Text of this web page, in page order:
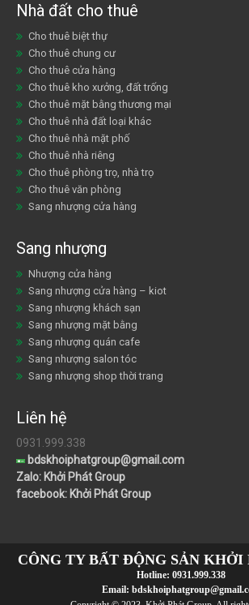
Nhà đất cho thuê
Cho thuê biệt thự
Cho thuê chung cư
Cho thuê cửa hàng
Cho thuê kho xưởng, đất trống
Cho thuê mặt bằng thương mại
Cho thuê nhà đất loại khác
Cho thuê nhà mặt phố
Cho thuê nhà riêng
Cho thuê phòng trọ, nhà trọ
Cho thuê văn phòng
Sang nhượng cửa hàng
Sang nhượng
Nhượng cửa hàng
Sang nhượng cửa hàng – kiot
Sang nhượng khách sạn
Sang nhượng mặt bằng
Sang nhượng quán cafe
Sang nhượng salon tóc
Sang nhượng shop thời trang
Liên hệ
0931.999.338
bdskhoiphatgroup@gmail.com
Zalo: Khởi Phát Group
facebook: Khởi Phát Group
CÔNG TY BẤT ĐỘNG SẢN KHỞI
Hotline: 0931.999.338
Email: